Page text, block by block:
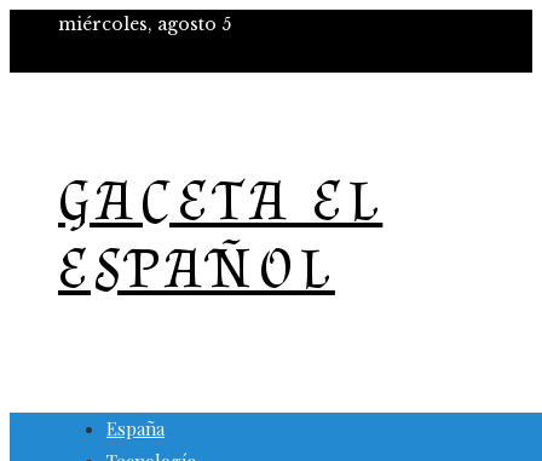
miércoles, agosto 5
GACETA EL
ESPAÑOL
España